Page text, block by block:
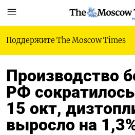
Поддержите The Moscow Times
Производство
РФ
15 окт,
выросло на